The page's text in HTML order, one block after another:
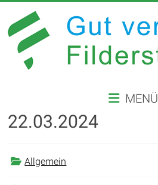
Inhalt
springen
VERSORGT
IN
FILDERSTADT
MENÜ
22.03.2024
Allgemein